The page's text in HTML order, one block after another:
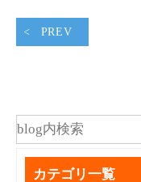
PREV
カテゴリ一覧